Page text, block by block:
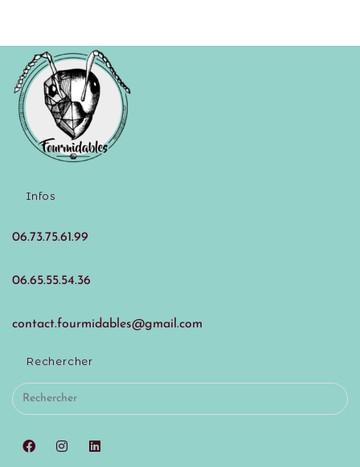
Infos
06.73.75.61.99
06.65.55.54.36
contact.fourmidables@gmail.com
Rechercher